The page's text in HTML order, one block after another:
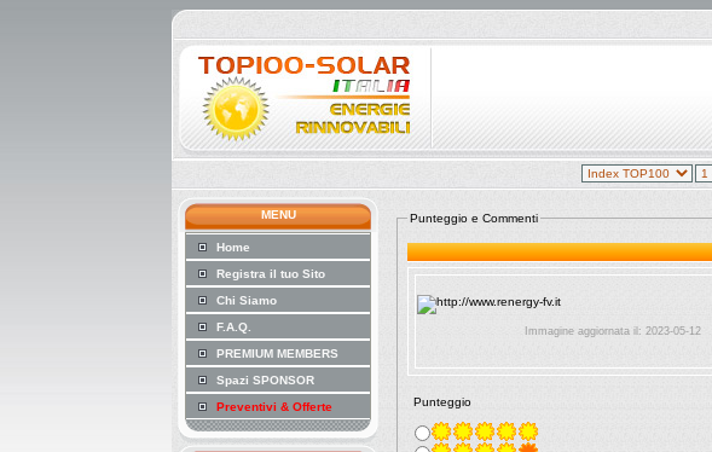
MENU
Home
Registra il tuo Sito
Chi Siamo
F.A.Q.
PREMIUM MEMBERS
Spazi SPONSOR
Preventivi & Offerte
Punteggio e Commenti
Immagine aggiornata il: 2023-05-12
Punteggio